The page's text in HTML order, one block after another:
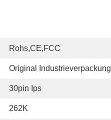
Rohs,CE,FCC
Original Industrieverpackung
30pin Ips
262K